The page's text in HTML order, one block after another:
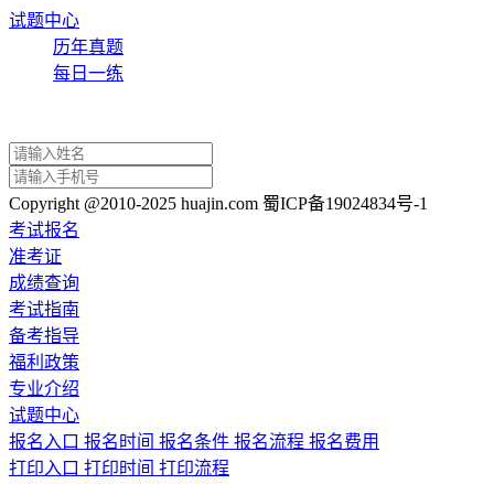
试题中心
历年真题
每日一练
Copyright @2010-2025 huajin.com 蜀ICP备19024834号-1
考试报名
准考证
成绩查询
考试指南
备考指导
福利政策
专业介绍
试题中心
报名入口 报名时间 报名条件 报名流程 报名费用
打印入口 打印时间 打印流程